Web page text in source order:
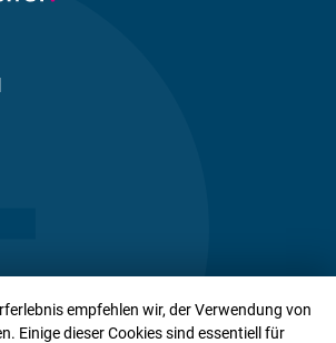
empfehlen wir, der Verwendung von
Einige dieser Cookies sind essentiell für
Schwerpunkt. Mit über 200